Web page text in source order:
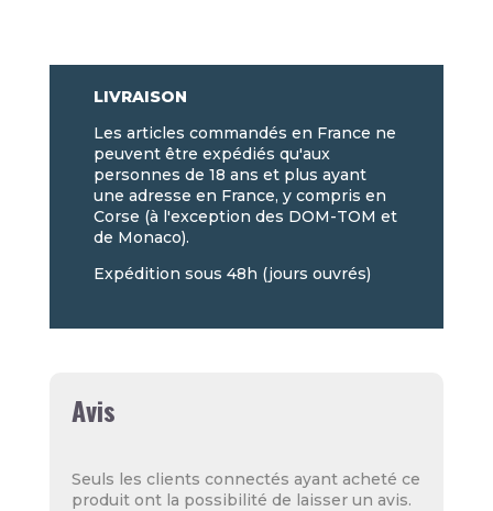
LIVRAISON
Les articles commandés en France ne
peuvent être expédiés qu'aux
personnes de 18 ans et plus ayant
une adresse en France, y compris en
Corse (à l'exception des DOM-TOM et
de Monaco).
Expédition sous 48h (jours ouvrés)
Avis
Seuls les clients connectés ayant acheté ce
produit ont la possibilité de laisser un avis.